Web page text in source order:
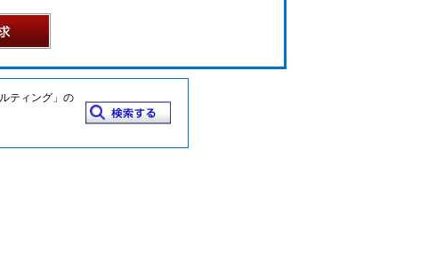
ティング」の